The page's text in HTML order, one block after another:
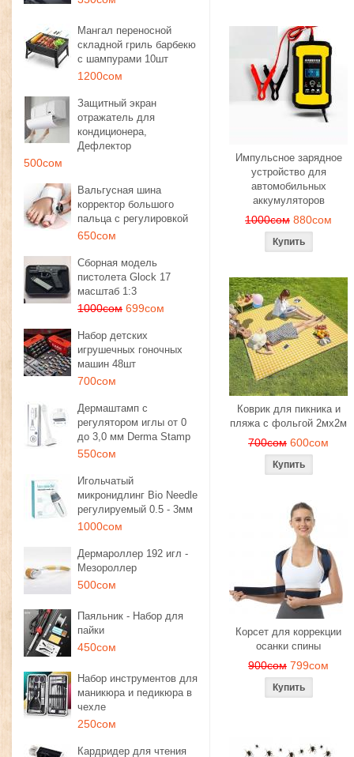
Мангал переносной
складной гриль барбекю
с шампурами 10шт
1200сом
Защитный экран
отражатель для
кондиционера,
Дефлектор
500сом
Вальгусная шина
корректор большого
пальца с регулировкой
650сом
Сборная модель
пистолета Glock 17
масштаб 1:3
1000сом 699сом
Набор детских
игрушечных гоночных
машин 48шт
700сом
Дермаштамп с
регулятором иглы от 0
до 3,0 мм Derma Stamp
550сом
Игольчатый
микронидлинг Bio Needle
регулируемый 0.5 - 3мм
1000сом
Дермароллер 192 игл -
Мезороллер
500сом
Паяльник - Набор для
пайки
450сом
Набор инструментов для
маникюра и педикюра в
чехле
250сом
Кардридер для чтения
Импульсное зарядное
устройство для
автомобильных
аккумуляторов
1000сом 880сом
Коврик для пикника и
пляжа с фольгой 2мх2м
700сом 600сом
Корсет для коррекции
осанки спины
900сом 799сом